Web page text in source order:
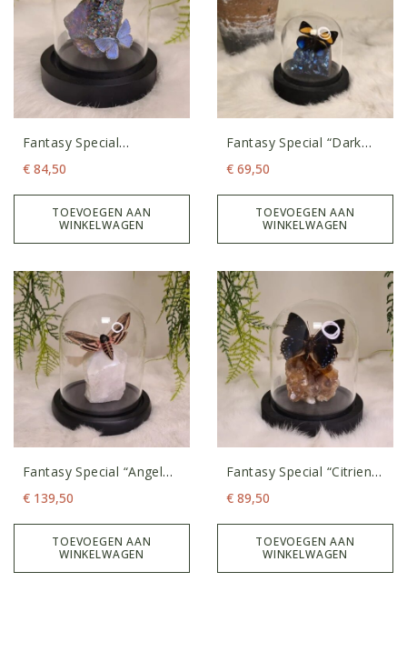
Fantasy Special
“Titanium Aura & Duo
Blauwtjes”
€ 84,50
TOEVOEGEN AAN
WINKELWAGEN
Fantasy Special “Dark
Titanium & Orange
Callicore”
€ 69,50
TOEVOEGEN AAN
WINKELWAGEN
Fantasy Special “Angel
Aura Rozenkwarts &
Ligusterpijlstaart”
€ 139,50
TOEVOEGEN AAN
WINKELWAGEN
Fantasy Special “Citrien
& Tiridates”
€ 89,50
TOEVOEGEN AAN
WINKELWAGEN